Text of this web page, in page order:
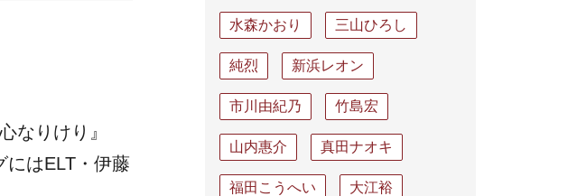
なりけり』
はELT・伊藤
水森かおり 三山ひろし
純烈 新浜レオン
市川由紀乃 竹島宏
山内惠介 真田ナオキ
福田こうへい 大江裕